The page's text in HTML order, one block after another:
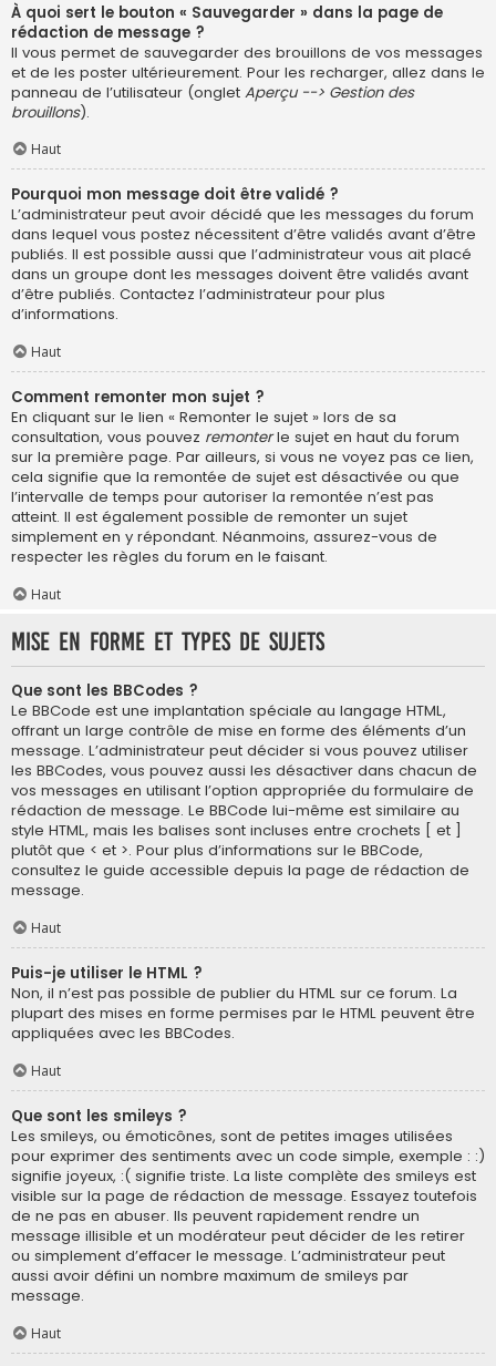
À quoi sert le bouton « Sauvegarder » dans la page de
rédaction de message ?
Il vous permet de sauvegarder des brouillons de vos messages
et de les poster ultérieurement. Pour les recharger, allez dans le
panneau de l’utilisateur (onglet Aperçu --> Gestion des
brouillons).
Haut
Pourquoi mon message doit être validé ?
L’administrateur peut avoir décidé que les messages du forum
dans lequel vous postez nécessitent d’être validés avant d’être
publiés. Il est possible aussi que l’administrateur vous ait placé
dans un groupe dont les messages doivent être validés avant
d’être publiés. Contactez l’administrateur pour plus
d’informations.
Haut
Comment remonter mon sujet ?
En cliquant sur le lien « Remonter le sujet » lors de sa
consultation, vous pouvez remonterle sujet en haut du forum
sur la première page. Par ailleurs, si vous ne voyez pas ce lien,
cela signifie que la remontée de sujet est désactivée ou que
l’intervalle de temps pour autoriser la remontée n’est pas
atteint. Il est également possible de remonter un sujet
simplement en y répondant. Néanmoins, assurez-vous de
respecter les règles du forum en le faisant.
Haut
Mise en forme et types de sujets
Que sont les BBCodes ?
Le BBCode est une implantation spéciale au langage HTML,
offrant un large contrôle de mise en forme des éléments d’un
message. L’administrateur peut décider si vous pouvez utiliser
les BBCodes, vous pouvez aussi les désactiver dans chacun de
vos messages en utilisant l’option appropriée du formulaire de
rédaction de message. Le BBCode lui-même est similaire au
style HTML, mais les balises sont incluses entre crochets [ et ]
plutôt que < et >. Pour plus d’informations sur le BBCode,
consultez le guide accessible depuis la page de rédaction de
message.
Haut
Puis-je utiliser le HTML ?
Non, il n’est pas possible de publier du HTML sur ce forum. La
plupart des mises en forme permises par le HTML peuvent être
appliquées avec les BBCodes.
Haut
Que sont les smileys ?
Les smileys, ou émoticônes, sont de petites images utilisées
pour exprimer des sentiments avec un code simple, exemple : :)
signifie joyeux, :( signifie triste. La liste complète des smileys est
visible sur la page de rédaction de message. Essayez toutefois
de ne pas en abuser. Ils peuvent rapidement rendre un
message illisible et un modérateur peut décider de les retirer
ou simplement d’effacer le message. L’administrateur peut
aussi avoir défini un nombre maximum de smileys par
message.
Haut